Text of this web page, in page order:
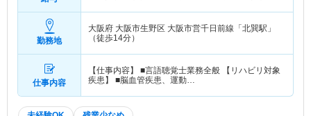
勤務地
大阪府 大阪市生野区 大阪市営千日前線「北巽駅」
（徒歩14分）
仕事内容
【仕事内容】 ■言語聴覚士業務全般 【リハビリ対象
疾患】 ■脳血管疾患、運動…